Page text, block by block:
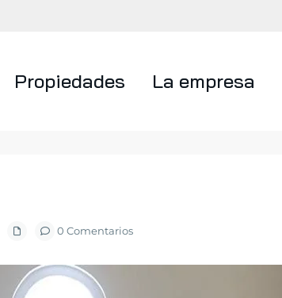
Propiedades La empresa
0 Comentarios